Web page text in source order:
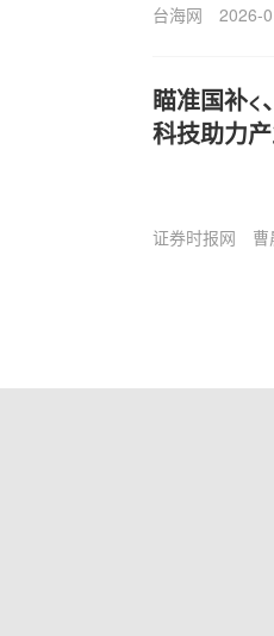
台海网 2026-
瞄准国补<
科技助力
证券时报网 曹